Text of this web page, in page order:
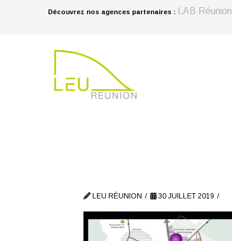
Découvrez nos agences partenaires : LAB Réunion
LEU RÉUNION 30 JUILLET 2019